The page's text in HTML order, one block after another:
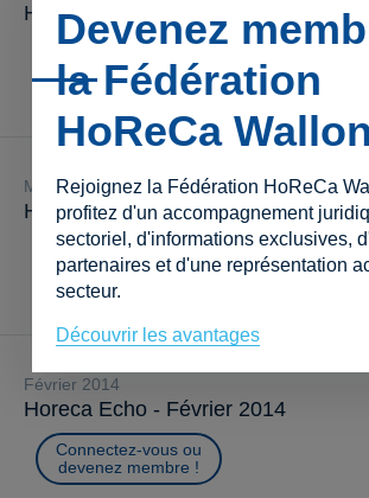
Horeca Echo - Avril 2014
devenez membre !
mars 2014
Horeca Echo - Mars 2014
Connectez-vous ou
devenez membre !
février 2014
Horeca Echo - Février 2014
Connectez-vous ou
devenez membre !
Devenez
la Fédération
HoReCa
Rejoignez la Fédération HoReCa
profitez d'un accompagnement
sectoriel, d'informations exclusives,
partenaires et d'une représentation
secteur.
Découvrir les avantages